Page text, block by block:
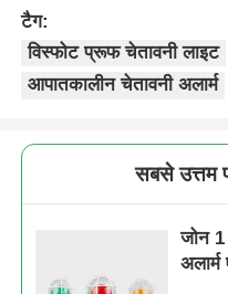
टैग:
विस्फोट प्रूफ चेतावनी लाइट
आपातकालीन चेतावनी अलार्म
सबसे उत्तम
जोन 1